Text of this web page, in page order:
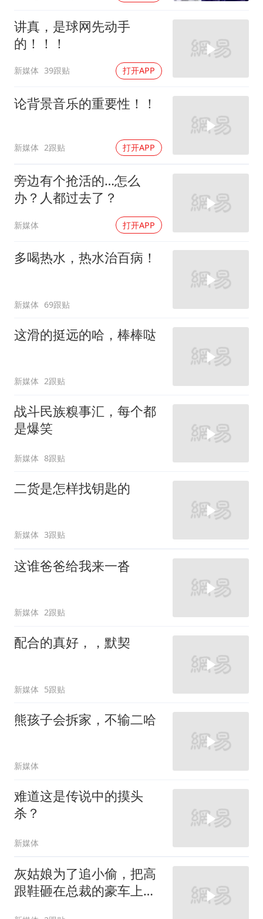
讲真，是球网先动手
的！！！
新媒体 39跟贴 打开APP
论背景音乐的重要性！！
新媒体 2跟贴 打开APP
旁边有个抢活的…怎么
办？人都过去了？
新媒体 打开APP
多喝热水，热水治百病！
新媒体 69跟贴
这滑的挺远的哈，棒棒哒
新媒体 2跟贴
战斗民族糗事汇，每个都
是爆笑
新媒体 8跟贴
二货是怎样找钥匙的
新媒体 3跟贴
这谁爸爸给我来一沓
新媒体 2跟贴
配合的真好，，默契
新媒体 5跟贴
熊孩子会拆家，不输二哈
新媒体
难道这是传说中的摸头
杀？
新媒体
灰姑娘为了追小偷，把高
跟鞋砸在总裁的豪车上，